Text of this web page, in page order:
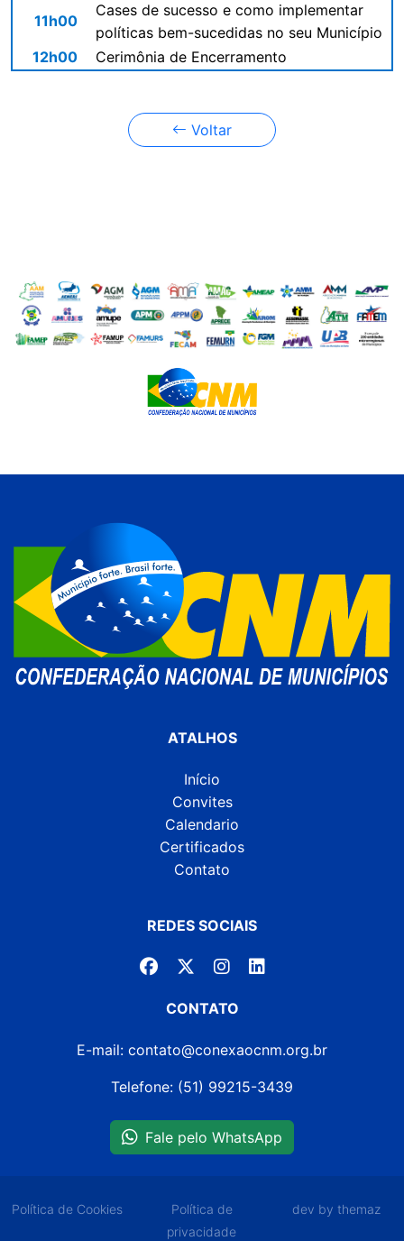
11h00
Cases de sucesso e como implementar
políticas bem-sucedidas no seu Município
12h00
Cerimônia de Encerramento
Voltar
ATALHOS
Início
Convites
Calendario
Certificados
Contato
REDES SOCIAIS
CONTATO
E-mail: contato@conexaocnm.org.br
Telefone: (51) 99215-3439
Fale pelo WhatsApp
Política de Cookies
Política de
privacidade
dev by themaz